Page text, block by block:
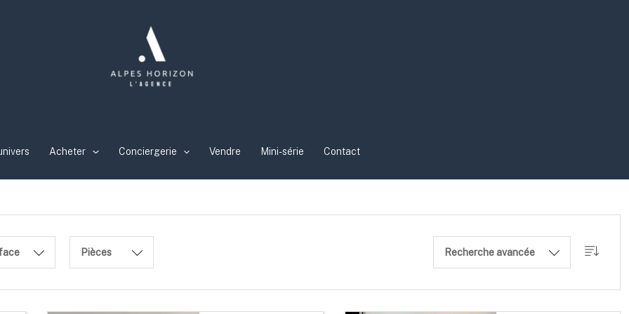
Acheter Conciergerie Vendre Mini-série Contact
Pièces Recherche avancée